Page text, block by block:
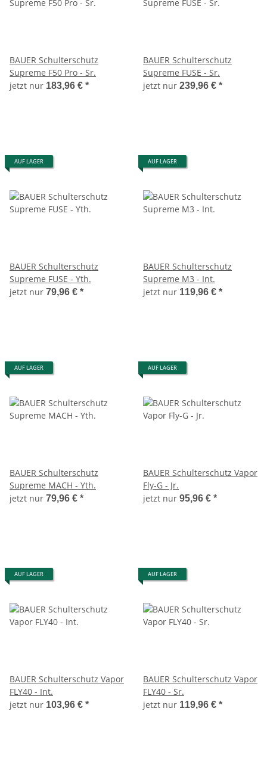
BAUER Schulterschutz
Supreme F50 Pro - Sr.
jetzt nur 183,96 € *
BAUER Schulterschutz
Supreme FUSE - Sr.
jetzt nur 239,96 € *
AUF LAGER
BAUER Schulterschutz
Supreme FUSE - Yth.
jetzt nur 79,96 € *
AUF LAGER
BAUER Schulterschutz
Supreme M3 - Int.
jetzt nur 119,96 € *
AUF LAGER
BAUER Schulterschutz
Supreme MACH - Yth.
jetzt nur 79,96 € *
AUF LAGER
BAUER Schulterschutz Vapor
Fly-G - Jr.
jetzt nur 95,96 € *
AUF LAGER
BAUER Schulterschutz Vapor
FLY40 - Int.
jetzt nur 103,96 € *
AUF LAGER
BAUER Schulterschutz Vapor
FLY40 - Sr.
jetzt nur 119,96 € *